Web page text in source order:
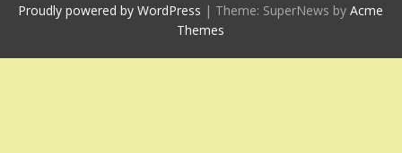
Proudly powered by WordPress | Theme: SuperNews byAcme
Themes